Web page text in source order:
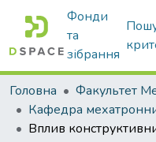
Фонди
та
зібрання
Головна